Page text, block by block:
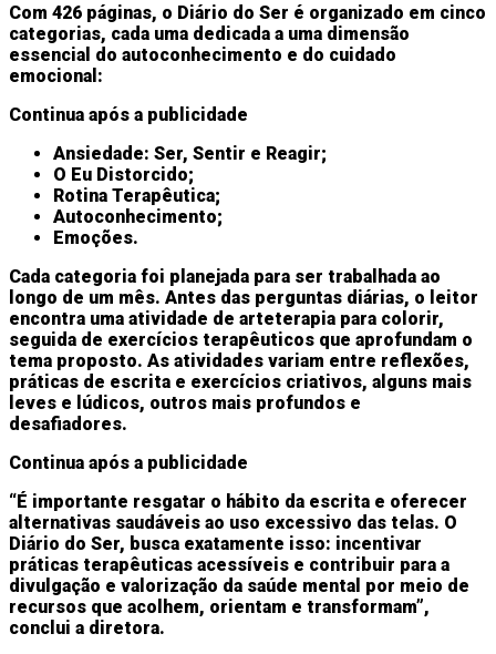
Com 426 páginas, o Diário do Ser é organizado em cinco
categorias, cada uma dedicada a uma dimensão
essencial do autoconhecimento e do cuidado
emocional:
Continua após a publicidade
Ansiedade: Ser, Sentir e Reagir;
O Eu Distorcido;
Rotina Terapêutica;
Autoconhecimento;
Emoções.
Cada categoria foi planejada para ser trabalhada ao
longo de um mês. Antes das perguntas diárias, o leitor
encontra uma atividade de arteterapia para colorir,
seguida de exercícios terapêuticos que aprofundam o
tema proposto. As atividades variam entre reflexões,
práticas de escrita e exercícios criativos, alguns mais
leves e lúdicos, outros mais profundos e
desafiadores.
Continua após a publicidade
“É importante resgatar o hábito da escrita e oferecer
alternativas saudáveis ao uso excessivo das telas. O
Diário do Ser, busca exatamente isso: incentivar
práticas terapêuticas acessíveis e contribuir para a
divulgação e valorização da saúde mental por meio de
recursos que acolhem, orientam e transformam”,
conclui a diretora.